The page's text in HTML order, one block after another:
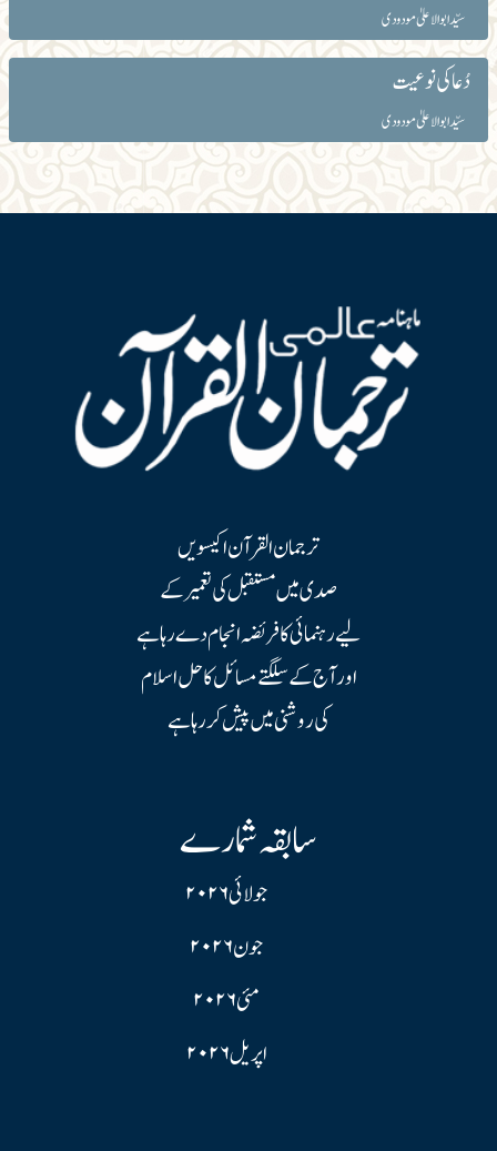
سیّد ابوالاعلیٰ مودودی
دُعا کی نوعیت
سیّد ابوالاعلیٰ مودودی
ترجمان القرآن اکیسویں
صدی میں مستقبل کی تعمیر کے
لیے رہنمائی کا فریضہ انجام دے رہا ہے
اور آج کے سلگتے مسائل کا حل اسلام
کی روشنی میں پیش کر رہا ہے
سابقہ شمارے
جولائی ۲۰۲۶
جون ۲۰۲۶
مئی ۲۰۲۶
اپریل ۲۰۲۶